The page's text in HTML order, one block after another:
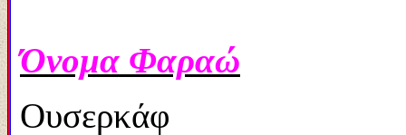
Όνομα Φαραώ
Ουσερκάφ